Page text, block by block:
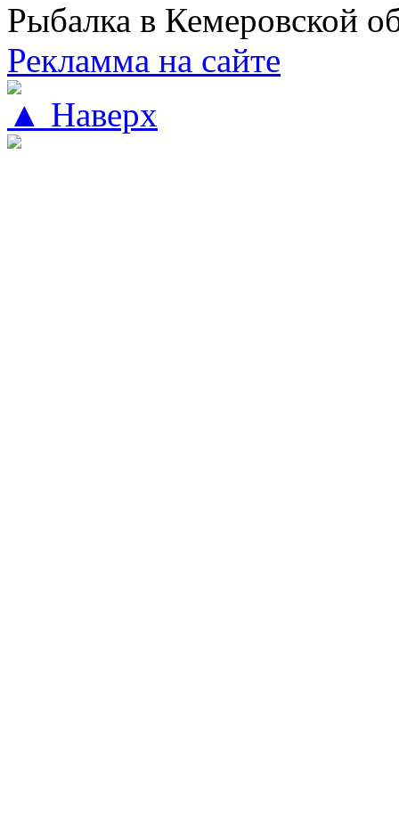
Рыбалка в Кемеровской
Рекламма на сайте
▲ Наверх